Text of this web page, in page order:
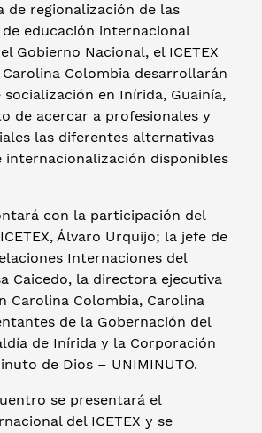
de regionalización de las
educación internacional
Gobierno Nacional, el ICETEX
Colombia desarrollarán
en Inírida, Guainía,
de acercar a profesionales y
las diferentes alternativas
internacionalización disponibles
con la participación del
Álvaro Urquijo; la jefe de
Internaciones del
Caicedo, la directora ejecutiva
Carolina Colombia, Carolina
de la Gobernación del
de Inírida y la Corporación
de Dios – UNIMINUTO.
se presentará el
del ICETEX y se